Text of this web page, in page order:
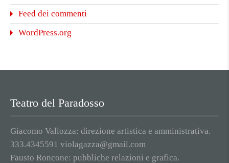
Feed dei commenti
WordPress.org
Teatro del Paradosso
Giacomo Vallozza: direzione artistica e amministrativa.
333.4345591 violagazza@gmail.com
Fausto Roncone: pubbliche relazioni e grafica.